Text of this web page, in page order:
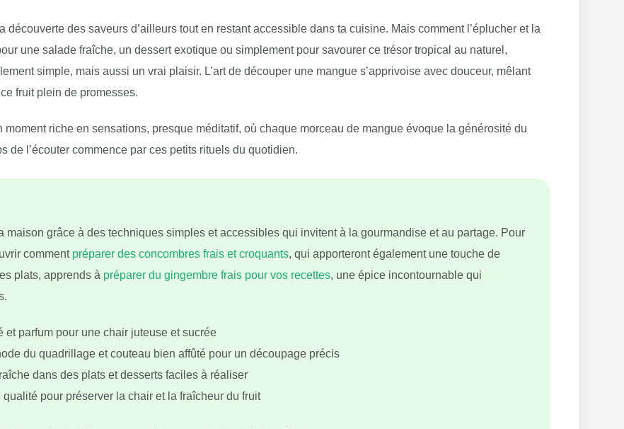
des saveurs d’ailleurs tout en restant accessible dans ta cuisine. Mais comment l’éplucher et la
une salade fraîche, un dessert exotique ou simplement pour savourer ce trésor tropical au naturel,
simple, mais aussi un vrai plaisir. L’art de découper une mangue s’apprivoise avec douceur, mêlant
fruit plein de promesses.
riche en sensations, presque méditatif, où chaque morceau de mangue évoque la générosité du
de l’écouter commence par ces petits rituels du quotidien.
grâce à des techniques simples et accessibles qui invitent à la gourmandise et au partage. Pour
comment préparer des concombres frais et croquants, qui apporteront également une touche de
plats, apprends à préparer du gingembre frais pour vos recettes, une épice incontournable qui
et parfum pour une chair juteuse et sucrée
du quadrillage et couteau bien affûté pour un découpage précis
dans des plats et desserts faciles à réaliser
pour préserver la chair et la fraîcheur du fruit